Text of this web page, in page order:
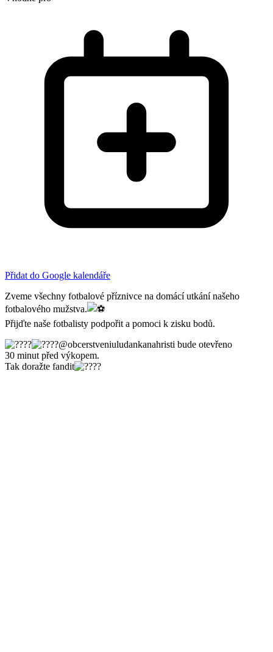
Přidat do Google kalendáře
Zveme všechny fotbalové příznivce na domácí utkání našeho
fotbalového mužstva.
Přijďte naše fotbalisty podpořit a pomoci k zisku bodů.
@obcerstveniuludankanahristi bude otevřeno
30 minut před výkopem.
Tak doražte fandit